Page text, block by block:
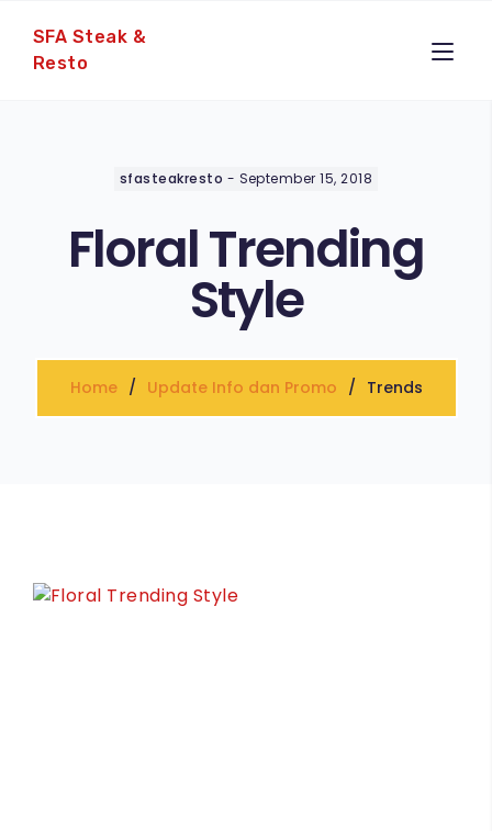
SFA Steak &
Resto
sfasteakresto - September 15, 2018
Floral Trending
Style
Home Update Info dan Promo Trends